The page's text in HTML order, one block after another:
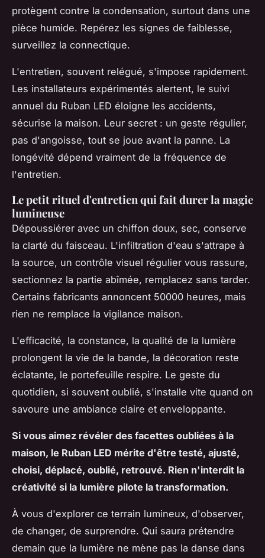
protègent contre la condensation, surtout dans une
pièce humide. Repérez les signes de faiblesse,
surveillez la connectique.
L'entretien, souvent relégué, s'impose rapidement.
Les installateurs expérimentés alertent, le suivi
annuel du Ruban LED éloigne les accidents,
sécurise la maison. Leur secret : un geste régulier,
pas d'angoisse, tout se joue avant la panne. La
longévité dépend vraiment de la fréquence de
l'entretien.
Le petit rituel d'entretien qui fait durer la magie
lumineuse
Dépoussiérer avec un chiffon doux, sec, conserve
la clarté du faisceau. L'infiltration d'eau s'attrape à
la source, un contrôle visuel régulier vous rassure,
sectionnez la partie abîmée, remplacez sans tarder.
Certains fabricants annoncent 50000 heures, mais
rien ne remplace la vigilance maison.
L'efficacité, la constance, la qualité de la lumière
prolongent la vie de la bande, la décoration reste
éclatante, le portefeuille respire. Le geste du
quotidien, si souvent oublié, s'installe vite quand on
savoure une ambiance claire et enveloppante.
Si vous aimez révéler des facettes oubliées à la
maison, le Ruban LED mérite d'être testé, ajusté,
choisi, déplacé, oublié, retrouvé. Rien n'interdit la
créativité si la lumière pilote la transformation.
À vous d'explorer ce terrain lumineux, d'observer,
de changer, de surprendre. Qui saura prétendre
demain que la lumière ne mène pas la danse dans